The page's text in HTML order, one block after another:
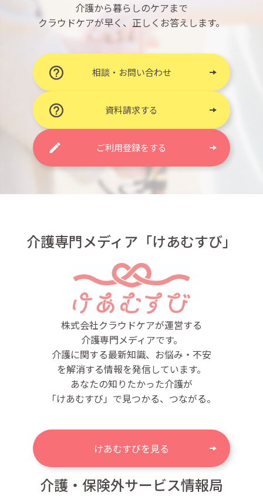
介護から暮らしのケアまで
クラウドケアが早く、正しくお答えします。
相談・お問い合わせ
資料請求する
ご利用登録をする
介護専門メディア「けあむすび」
株式会社クラウドケアが運営する
介護専門メディアです。
介護に関する最新知識、お悩み・不安
を解消する情報を発信しています。
あなたの知りたかった介護が
「けあむすび」で見つかる、つながる。
けあむすびを見る
介護・保険外サービス情報局